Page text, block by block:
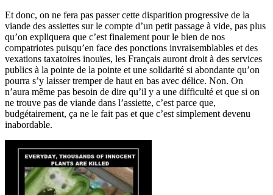
Et donc, on ne fera pas passer cette disparition progressive de la
viande des assiettes sur le compte d’un petit passage à vide, pas plus
qu’on expliquera que c’est finalement pour le bien de nos
compatriotes puisqu’en face des ponctions invraisemblables et des
vexations taxatoires inouïes, les Français auront droit à des services
publics à la pointe de la pointe et une solidarité si abondante qu’on
pourra s’y laisser tremper de haut en bas avec délice. Non. On
n’aura même pas besoin de dire qu’il y a une difficulté et que si on
ne trouve pas de viande dans l’assiette, c’est parce que,
budgétairement, ça ne le fait pas et que c’est simplement devenu
inabordable.